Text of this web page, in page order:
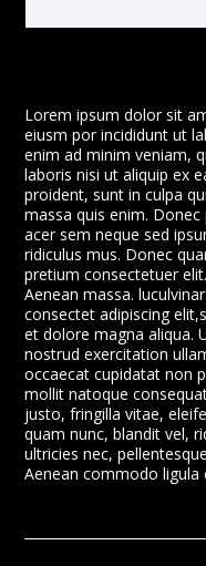
Lorem ipsum dolor sit
eiusm por incididunt ut
enim ad minim veniam,
laboris nisi ut aliquip ex
proident, sunt in culpa
massa quis enim.
acer sem neque sed
ridiculus mus. Donec
pretium consectetuer
Aenean massa.
consectet adipiscing
et dolore magna aliqua.
nostrud exercitation
occaecat cupidatat non
mollit natoque
justo, fringilla vitae,
quam nunc, blandit vel,
ultricies nec,
Aenean commodo ligula